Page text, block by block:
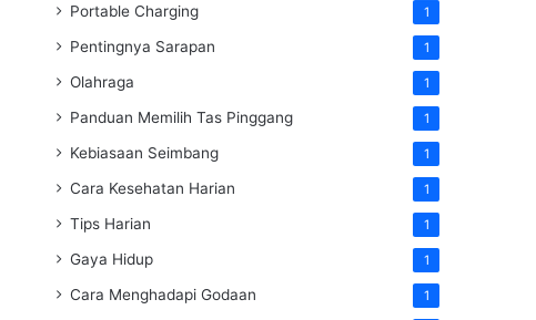
Portable Charging 1
Pentingnya Sarapan 1
Olahraga 1
Panduan Memilih Tas Pinggang 1
Kebiasaan Seimbang 1
Cara Kesehatan Harian 1
Tips Harian 1
Gaya Hidup 1
Cara Menghadapi Godaan 1